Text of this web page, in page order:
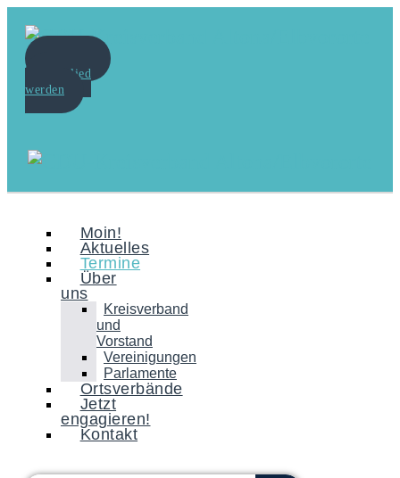
Mitglied
werden
Moin!
Aktuelles
Termine
Über
uns
Kreisverband
und
Vorstand
Vereinigungen
Parlamente
Ortsverbände
Jetzt
engagieren!
Kontakt